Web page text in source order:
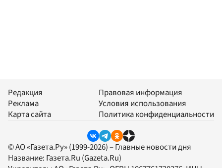
Редакция
Реклама
Карта сайта
Правовая информация
Условия использования
Политика конфиденциальности
© АО «Газета.Ру» (1999-2026) – Главные новости дня
Название: Газета.Ru (Gazeta.Ru)